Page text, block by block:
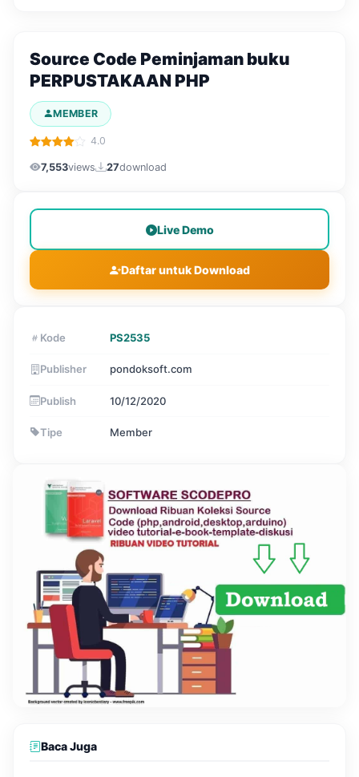
Source Code Peminjaman buku
PERPUSTAKAAN PHP
MEMBER
4.0
7,553views 27download
Live Demo
Daftar untuk Download
Kode PS2535
Publisher pondoksoft.com
Publish 10/12/2020
Tipe Member
Baca Juga